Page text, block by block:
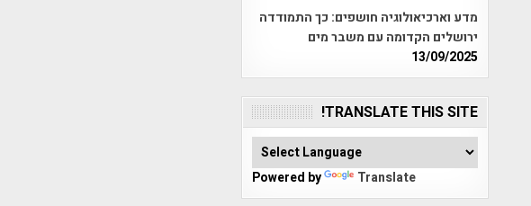
מדע וארכיאולוגיה חושפים: כך התמודדה
ירושלים הקדומה עם משבר מים
13/09/2025
TRANSLATE THIS SITE!
Powered by Translate